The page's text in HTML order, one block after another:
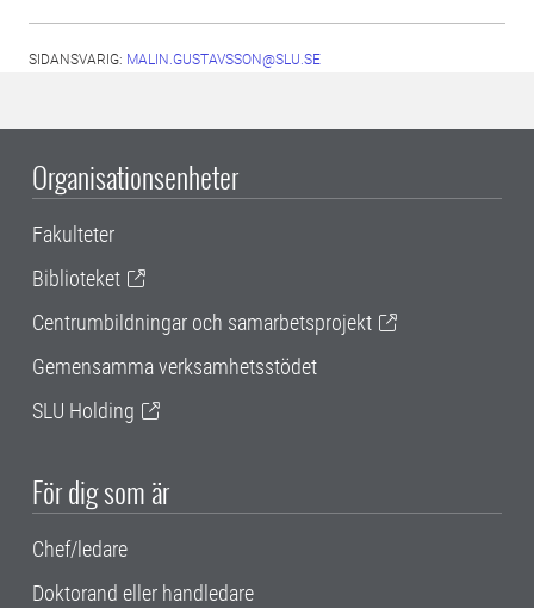
SIDANSVARIG: MALIN.GUSTAVSSON@SLU.SE
Organisationsenheter
Fakulteter
Biblioteket
Centrumbildningar och samarbetsprojekt
Gemensamma verksamhetsstödet
SLU Holding
För dig som är
Chef/ledare
Doktorand eller handledare